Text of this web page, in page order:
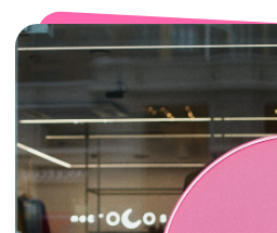
Сакко и Ванцетти, 99
+7 (922) 030-63-11
с 10-00 до 21-00